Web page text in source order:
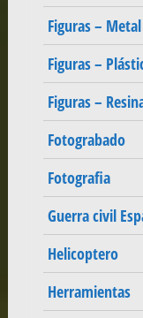
Figuras – Metal
Figuras –
Figuras –
Fotograbado
Fotografia
Guerra civil
Helicoptero
Herramientas